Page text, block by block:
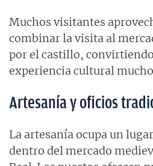
Muchos visitantes
combinar la visita al
por el castillo,
experiencia cultural
Artesanía y oficios
La artesanía ocupa un
dentro del mercado